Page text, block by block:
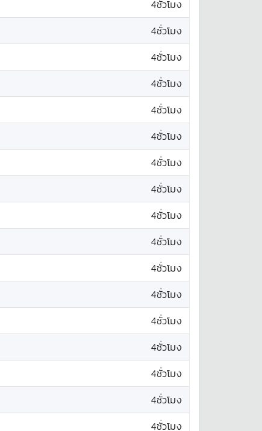
4ชั่วโมง
4ชั่วโมง
4ชั่วโมง
4ชั่วโมง
4ชั่วโมง
4ชั่วโมง
4ชั่วโมง
4ชั่วโมง
4ชั่วโมง
4ชั่วโมง
4ชั่วโมง
4ชั่วโมง
4ชั่วโมง
4ชั่วโมง
4ชั่วโมง
4ชั่วโมง
4ชั่วโมง